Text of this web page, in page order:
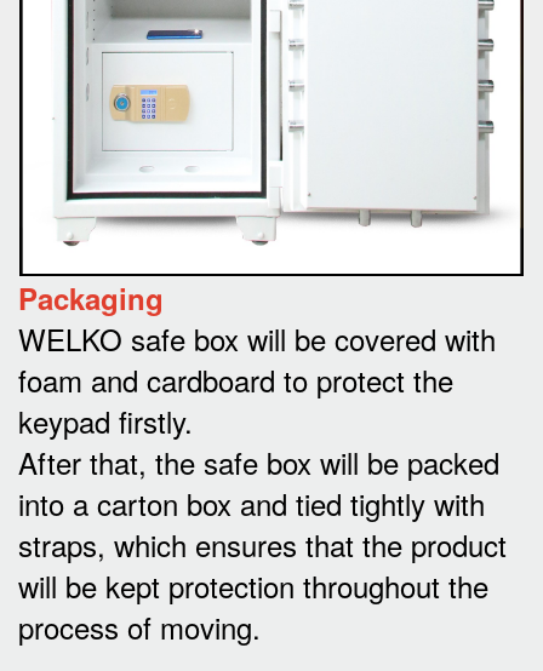
Packaging
WELKO safe box will be covered with
foam and cardboard to protect the
keypad firstly.
After that, the safe box will be packed
into a carton box and tied tightly with
straps, which ensures that the product
will be kept protection throughout the
process of moving.